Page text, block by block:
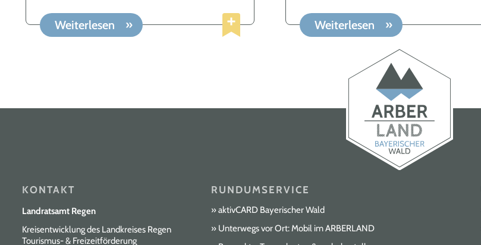
Weiterlesen Weiterlesen
KONTAKT
Landratsamt Regen
Kreisentwicklung des Landkreises Regen
Tourismus- & Freizeitförderung
RUNDUMSERVICE
aktivCARD Bayerischer Wald
Unterwegs vor Ort: Mobil im ARBERLAND